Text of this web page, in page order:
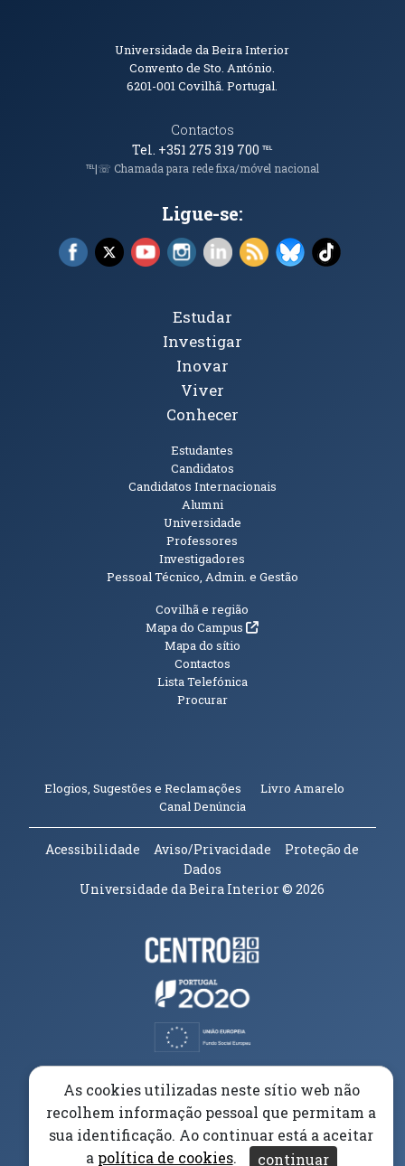
Informações de Contacto
Universidade da Beira Interior
Convento de Sto. António.
6201-001Covilhã. Portugal.
Contactos
Tel. +351 275 319 700℡
℡|☏ Chamada para rede fixa/móvel nacional
Ligue-se:
Facebook (abre em nova janela)
X (abre em nova janela)
YouTube (abre em nova janela)
Instagram (abre em nova janela)
LinkedIn (abre em nova
RSS (abre em nova
Bluesky (abre
TikTok
Tópicos Principais
Estudar
Investigar
Inovar
Viver
Conhecer
Estudantes
Candidatos
Candidatos Internacionais
Alumni
Universidade
Professores
Investigadores
Pessoal Técnico, Admin. e Gestão
Informações Adicionais
Covilhã e região
Mapa do Campus(abre em nova janela)
Mapa do sítio
Contactos
Lista Telefónica
Procurar
Elogios, Sugestões e Reclamações Livro Amarelo
Canal Denúncia(abre em nova janela)
Acessibilidade Aviso/Privacidade
Proteção de
Dados
Universidade da Beira Interior© 2026
Parceiros e Financiadores
(abre em nova janela)
(abre em nova janela)
As cookies utilizadas neste sítio web não
recolhem informação pessoal que permitam a
sua identificação. Ao continuar está a aceitar
a política de cookies. continuar